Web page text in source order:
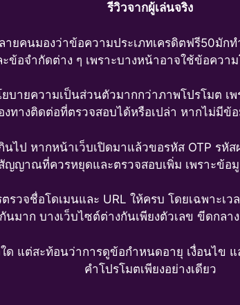
รีวิวจากผู้เล่นจริง
ยคนมองว่าข้อความประเภทเครดิตฟรี50มัก
ข้อจำกัดต่าง ๆ เพราะบางหน้าอาจใช้ข้อคว
ายความเป็นส่วนตัวมากกว่าภาพโปรโมต เ
ทางติดต่อที่ตรวจสอบได้หรือเปล่า หากไม่มี
ไป หากหน้าเว็บเปิดมาแล้วขอรหัส OTP รหั
ญญาณที่ควรหยุดและตรวจสอบเพิ่ม เพราะข้
วจชื่อโดเมนและ URL ให้ครบ โดยเฉพาะเ
มาก บางเว็บไซต์ต่างกันเพียงตัวเลข ขีดกล
ด แต่สะท้อนว่าการดูข้อกำหนดอายุ เงื่อนไ
คำโปรโมตเพียงอย่างเดียว